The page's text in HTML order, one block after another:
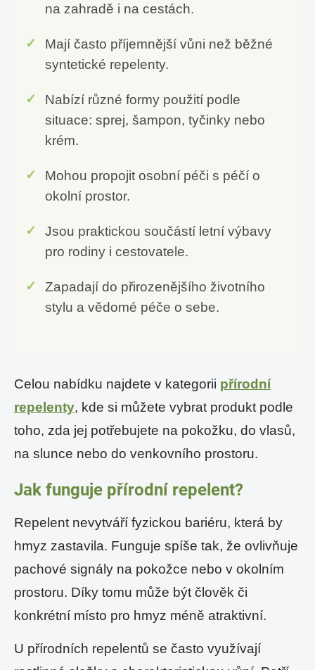
na zahradě i na cestách.
Mají často příjemnější vůni než běžné
syntetické repelenty.
Nabízí různé formy použití podle
situace: sprej, šampon, tyčinky nebo
krém.
Mohou propojit osobní péči s péčí o
okolní prostor.
Jsou praktickou součástí letní výbavy
pro rodiny i cestovatele.
Zapadají do přirozenějšího životního
stylu a vědomé péče o sebe.
Celou nabídku najdete v kategorii přírodní
repelenty, kde si můžete vybrat produkt podle
toho, zda jej potřebujete na pokožku, do vlasů,
na slunce nebo do venkovního prostoru.
Jak funguje přírodní repelent?
Repelent nevytváří fyzickou bariéru, která by
hmyz zastavila. Funguje spíše tak, že ovlivňuje
pachové signály na pokožce nebo v okolním
prostoru. Díky tomu může být člověk či
konkrétní místo pro hmyz méně atraktivní.
U přírodních repelentů se často využívají